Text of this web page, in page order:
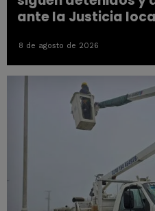
ante la Justicia
8 de agosto de 2026